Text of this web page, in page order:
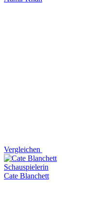
Vergleichen
Schauspielerin
Cate Blanchett